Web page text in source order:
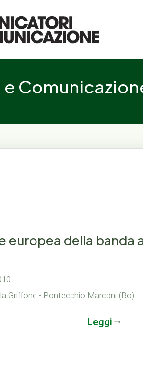
europea della banda a
Griffone - Pontecchio Marconi (Bo)
Leggi